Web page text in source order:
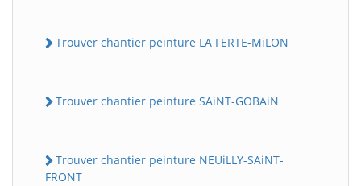
Trouver chantier peinture LA FERTE-MiLON
Trouver chantier peinture SAiNT-GOBAiN
Trouver chantier peinture NEUiLLY-SAiNT-
FRONT